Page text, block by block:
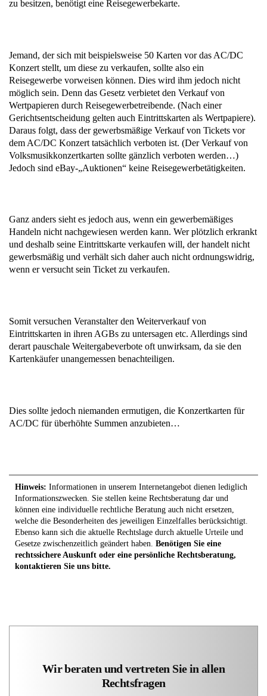
zu besitzen, benötigt eine Reisegewerbekarte.
Jemand, der sich mit beispielsweise 50 Karten vor das AC/DC
Konzert stellt, um diese zu verkaufen, sollte also ein
Reisegewerbe vorweisen können. Dies wird ihm jedoch nicht
möglich sein. Denn das Gesetz verbietet den Verkauf von
Wertpapieren durch Reisegewerbetreibende. (Nach einer
Gerichtsentscheidung gelten auch Eintrittskarten als Wertpapiere).
Daraus folgt, dass der gewerbsmäßige Verkauf von Tickets vor
dem AC/DC Konzert tatsächlich verboten ist. (Der Verkauf von
Volksmusikkonzertkarten sollte gänzlich verboten werden…)
Jedoch sind eBay-„Auktionen“ keine Reisegewerbetätigkeiten.
Ganz anders sieht es jedoch aus, wenn ein gewerbemäßiges
Handeln nicht nachgewiesen werden kann. Wer plötzlich erkrankt
und deshalb seine Eintrittskarte verkaufen will, der handelt nicht
gewerbsmäßig und verhält sich daher auch nicht ordnungswidrig,
wenn er versucht sein Ticket zu verkaufen.
Somit versuchen Veranstalter den Weiterverkauf von
Eintrittskarten in ihren AGBs zu untersagen etc. Allerdings sind
derart pauschale Weitergabeverbote oft unwirksam, da sie den
Kartenkäufer unangemessen benachteiligen.
Dies sollte jedoch niemanden ermutigen, die Konzertkarten für
AC/DC für überhöhte Summen anzubieten…
Hinweis: Informationen in unserem Internetangebot dienen lediglich
Informationszwecken. Sie stellen keine Rechtsberatung dar und
können eine individuelle rechtliche Beratung auch nicht ersetzen,
welche die Besonderheiten des jeweiligen Einzelfalles berücksichtigt.
Ebenso kann sich die aktuelle Rechtslage durch aktuelle Urteile und
Gesetze zwischenzeitlich geändert haben. Benötigen Sie eine
rechtssichere Auskunft oder eine persönliche Rechtsberatung,
kontaktieren Sie uns bitte.
Wir beraten und vertreten Sie in allen
Rechtsfragen